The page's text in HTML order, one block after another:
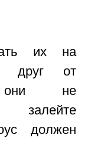
их на
друг от
они не
залейте
должен